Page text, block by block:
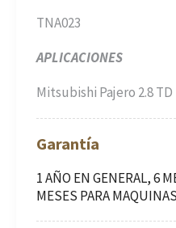
TNA023
APLICACIONES
Mitsubishi Pajero 2.8 TD
Garantía
1 AÑO EN GENERAL, 6
MESES PARA